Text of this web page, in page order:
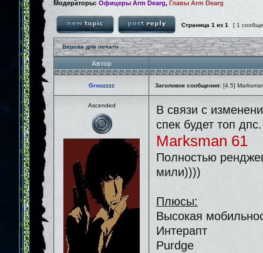
Модераторы: Офицеры Arm Dearg, Главы Arm Dearg
Страница 1 из 1 [ 1
Версия для печати
Автор
Groozzzz Заголовок сообщения: [4.5]
Ascended
В связи с
спек будет топ дпс.
Marksman 61
Полностью
мили))))
Плюсы:
Высокая
Интерапт
Purdge